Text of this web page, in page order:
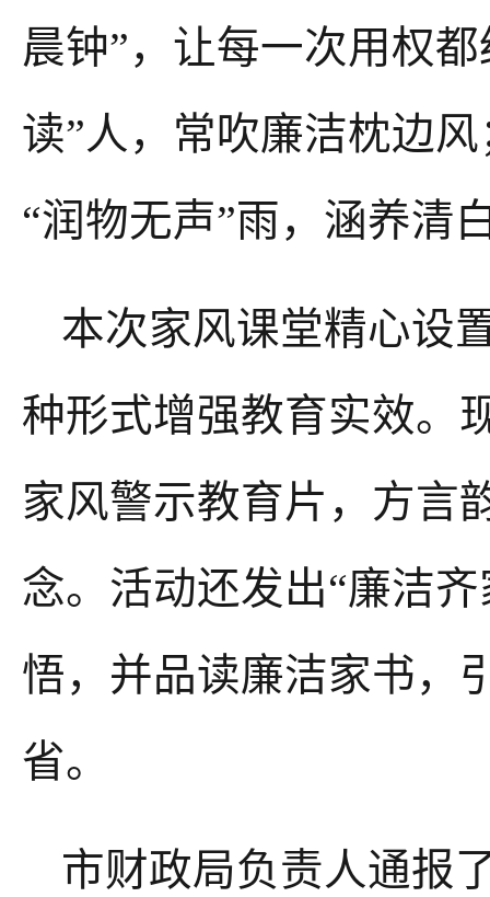
晨钟”，让每一次用权
读”人，常吹廉洁枕边
“润物无声”雨，涵养清
本次家风课堂精心设
种形式增强教育实效。
家风警示教育片，方言
念。活动还发出“廉洁
悟，并品读廉洁家书，
省。
市财政局负责人通报